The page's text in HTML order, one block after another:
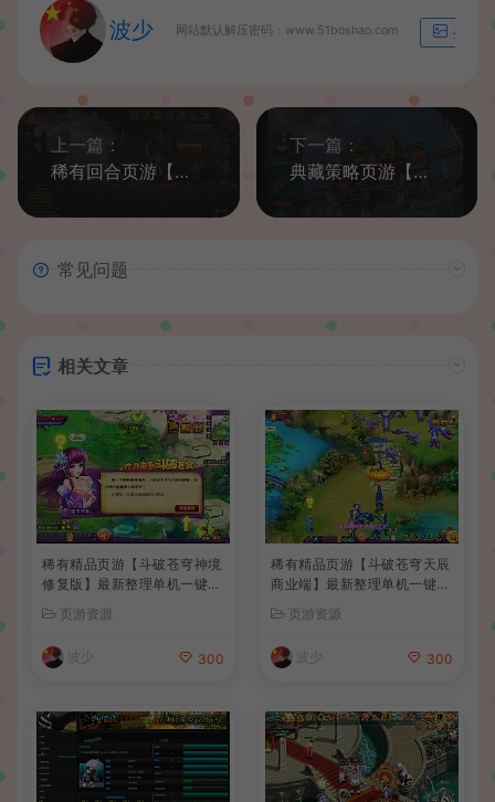
波少 网站默认解压密码：www.51boshao.com 生成海
上一篇：
稀有回合页游【新热血海贼王魔改版】最新整理单机一键即玩镜像端+Linux手工服务端+GM工具+全物品ID+详细外网搭建教程
下一篇：
典藏策略页游【王朝霸域OL之英雄联盟】最新整理单机一键即玩镜像端+Linux手工服务端+充值后台+详细外网搭建教程
常见问题
相关文章
稀有精品页游【斗破苍穹神境
修复版】最新整理单机一键即
+管理后台+详细搭建教程
页游资源
波少 300
稀有精品页游【斗破苍穹天辰
商业端】最新整理单机一键即
+管理后台+详细搭建教程+视
频教程
页游资源
波少 300